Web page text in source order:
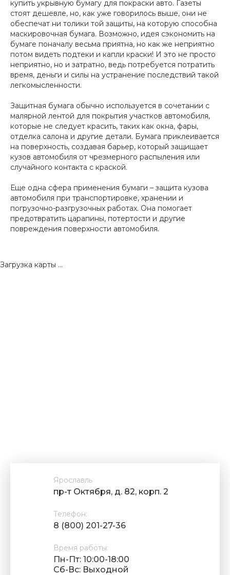
купить укрывную бумагу для покраски авто. Газеты
стоят дешевле, но, как уже говорилось выше, они не
обеспечат ни толики той защиты, на которую способна
маскировочная бумага. Возможно, идея сэкономить на
бумаге поначалу весьма приятна, но как же неприятно
потом видеть подтеки и капли краски! И это не просто
неприятно, но и затратно, ведь потребуется потратить
время, деньги и силы на устранение последствий такой
легкомысленности.
Защитная бумага обычно используется в сочетании с
малярной лентой для покрытия участков автомобиля,
которые не следует красить, таких как окна, фары,
отделка салона и другие детали. Бумага приклеивается
на поверхность, создавая барьер, который защищает
кузов автомобиля от чрезмерного распыления или
случайного контакта с краской.
Еще одна сфера применения бумаги – защита кузова
автомобиля при транспортировке, хранении и
погрузочно-разгрузочных работах. Она помогает
предотвратить царапины, потертости и другие
повреждения поверхности автомобиля.
Загрузка карты ...
Ярославль
пр-т Октября, д. 82, корп. 2
Телефон:
8 (800) 201-27-36
Время работы:
Пн-Пт: 10:00-18:00
Cб-Вс: Выходной